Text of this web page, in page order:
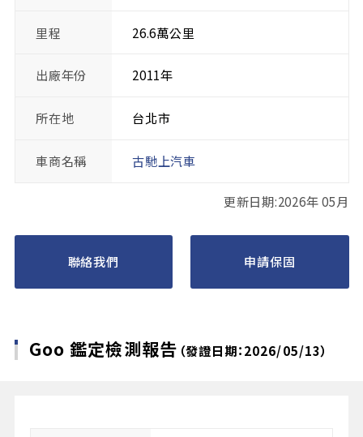
里程 26.6萬公里
出廠年份 2011年
所在地 台北市
車商名稱 古馳上汽車
更新日期:2026年 05月
聯絡我們 申請保固
Goo 鑑定檢測報告 （發證日期：2026/05/13）